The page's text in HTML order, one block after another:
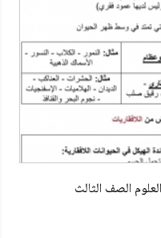
الصف الثالث